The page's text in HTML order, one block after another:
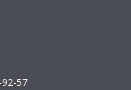
57